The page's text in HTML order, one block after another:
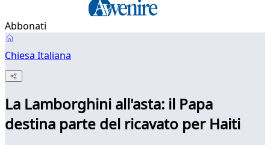
Abbonati
Chiesa Italiana
La Lamborghini all'asta: il Papa
destina parte del ricavato per Haiti